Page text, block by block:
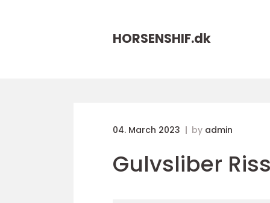
HORSENSHIF.dk
04. March 2023 by admin
Gulvsliber